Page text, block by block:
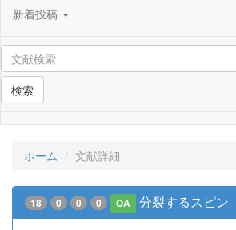
新着投稿
検索
ホーム 文献詳細
18 0 0 0 OA 分裂するスピン